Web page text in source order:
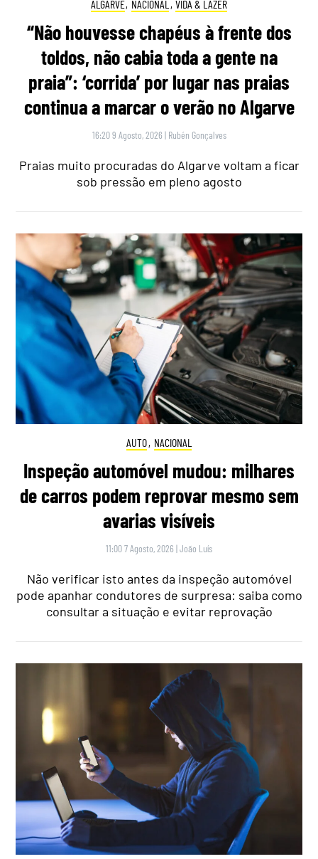
ALGARVE, NACIONAL , VIDA & LAZER
“Não houvesse chapéus à frente dos
toldos, não cabia toda a gente na
praia”: ‘corrida’ por lugar nas praias
continua a marcar o verão no Algarve
16:20 9 Agosto, 2026 | Rubén Gonçalves
Praias muito procuradas do Algarve voltam a ficar
sob pressão em pleno agosto
AUTO, NACIONAL
Inspeção automóvel mudou: milhares
de carros podem reprovar mesmo sem
avarias visíveis
11:00 7 Agosto, 2026 |João Luís
Não verificar isto antes da inspeção automóvel
pode apanhar condutores de surpresa: saiba como
consultar a situação e evitar reprovação